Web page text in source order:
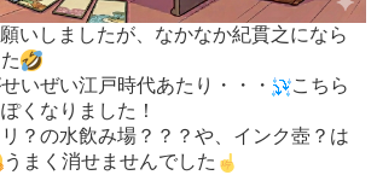
いしましたが、なかなか紀貫之になら
いぜい江戸時代あたり・・・
こちら
くなりました！
？の水飲み場？？？や、インク壺？は
うまく消せませんでした